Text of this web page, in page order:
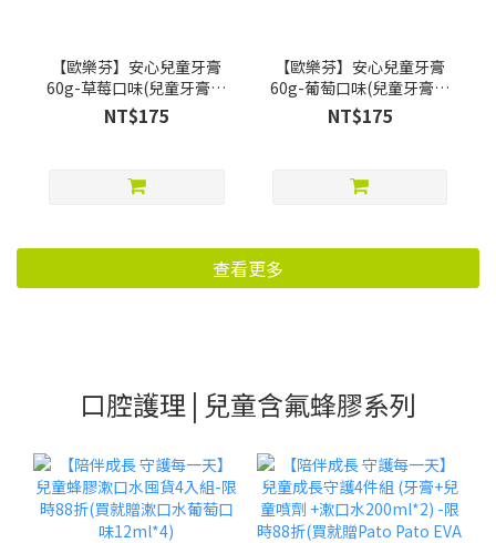
【歐樂芬】安心兒童牙膏
60g-草莓口味(兒童牙膏推
薦)
NT$175
【歐樂芬】安心兒童牙膏
60g-葡萄口味(兒童牙膏推
薦)
NT$175
查看更多
口腔護理 | 兒童含氟蜂膠系列